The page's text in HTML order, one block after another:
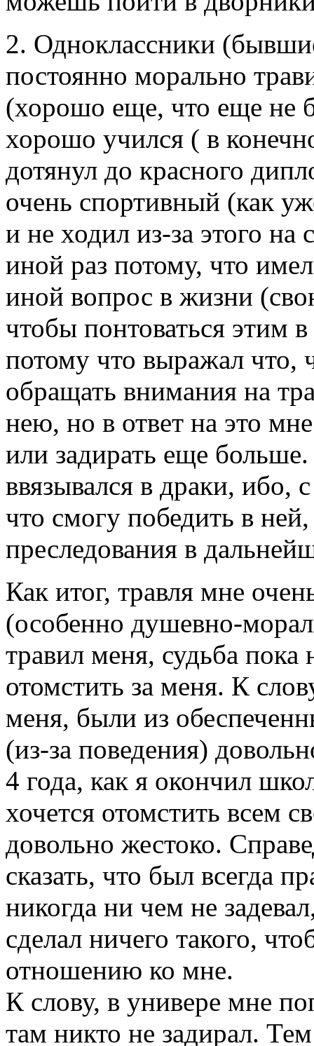
2. Одноклассники
постоянно морально
(хорошо еще, что еще не
хорошо учился ( в
дотянул до красного
очень спортивный (как
и не ходил из-за этого
иной раз потому, что
иной вопрос в жизни
чтобы понтоваться этим
потому что выражал что,
обращать внимания на
нею, но в ответ на это
или задирать еще
ввязывался в драки, ибо,
что смогу победить в
преследования в
Как итог, травля мне
(особенно душевно-
травил меня, судьба пока
отомстить за меня. К
меня, были из
(из-за поведения)
4 года, как я окончил
хочется отомстить всем
довольно жестоко.
сказать, что был всегда
никогда ни чем не
сделал ничего такого,
отношению ко мне.
К слову, в универе мне
там никто не задирал.